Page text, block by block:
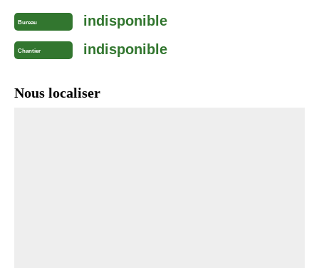
Bureau indisponible
Chantier indisponible
Nous localiser